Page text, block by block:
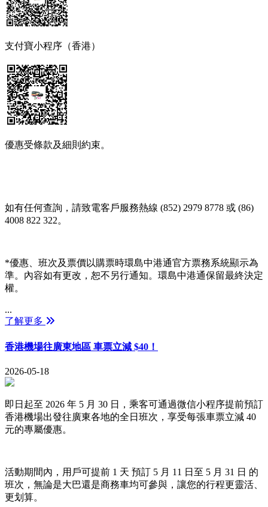
支付寶小程序（香港）
優惠受條款及細則約束。
如有任何查詢，請致電客戶服務熱線 (852) 2979 8778 或 (86)
4008 822 322。
*優惠、班次及票價以購票時環島中港通官方票務系統顯示為
準。內容如有更改，恕不另行通知。環島中港通保留最終決定
權。
...
了解更多
香港機場往廣東地區 車票立減 $40！
2026-05-18
即日起至 2026 年 5 月 30 日，乘客可通過微信小程序提前預訂
香港機場出發往廣東各地的全日班次，享受每張車票立減 40
元的專屬優惠。
活動期間內，用戶可提前 1 天 預訂 5 月 11 日至 5 月 31 日 的
班次，無論是大巴還是商務車均可參與，讓您的行程更靈活、
更划算。